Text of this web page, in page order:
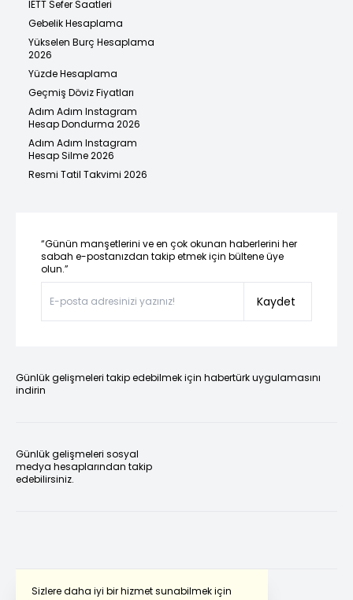
Sizlere daha iyi bir hizmet sunabilmek için
İETT Sefer Saatleri
Gebelik Hesaplama
Yükselen Burç Hesaplama
2026
Yüzde Hesaplama
Geçmiş Döviz Fiyatları
Adım Adım Instagram
Hesap Dondurma 2026
Adım Adım Instagram
Hesap Silme 2026
Resmi Tatil Takvimi 2026
“Günün manşetlerini ve en çok okunan haberlerini her
sabah e-postanızdan takip etmek için bültene üye
olun.”
Kaydet
Günlük gelişmeleri takip edebilmek için habertürk uygulamasını
indirin
Günlük gelişmeleri sosyal
medya hesaplarından takip
edebilirsiniz.